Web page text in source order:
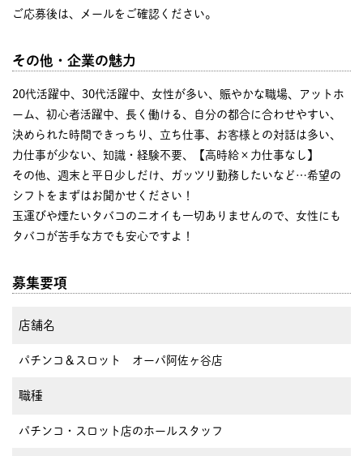
ご応募後は、メールをご確認ください。
その他・企業の魅力
20代活躍中、30代活躍中、女性が多い、賑やかな職場、アットホ
ーム、初心者活躍中、長く働ける、自分の都合に合わせやすい、
決められた時間できっちり、立ち仕事、お客様との対話は多い、
力仕事が少ない、知識・経験不要、【高時給×力仕事なし】
その他、週末と平日少しだけ、ガッツリ勤務したいなど…希望の
シフトをまずはお聞かせください！
玉運びや煙たいタバコのニオイも一切ありませんので、女性にも
タバコが苦手な方でも安心ですよ！
募集要項
店舗名
パチンコ＆スロット オーパ阿佐ヶ谷店
職種
パチンコ・スロット店のホールスタッフ